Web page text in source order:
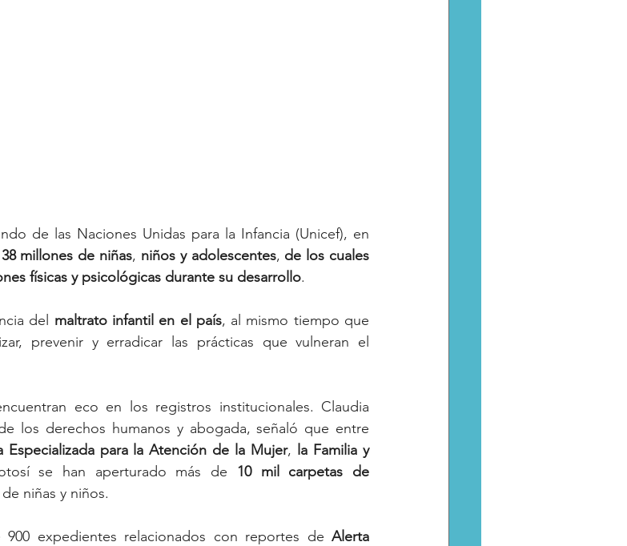
de las Naciones Unidas para la Infancia (Unicef), en
38 millones de niñas, niños y adolescentes, de los cuales
físicas y psicológicas durante su desarrollo.
del maltrato infantil en el país, al mismo tiempo que
prevenir y erradicar las prácticas que vulneran el
eco en los registros institucionales. Claudia
los derechos humanos y abogada, señaló que entre
Especializada para la Atención de la Mujer, la Familia y
se han aperturado más de 10 mil carpetas de
niñas y niños.
expedientes relacionados con reportes de Alerta